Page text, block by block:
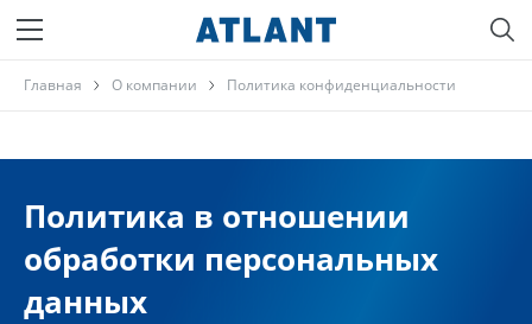
Главная О компании Политика конфиденциальности
Политика в отношении
обработки персональных
данных